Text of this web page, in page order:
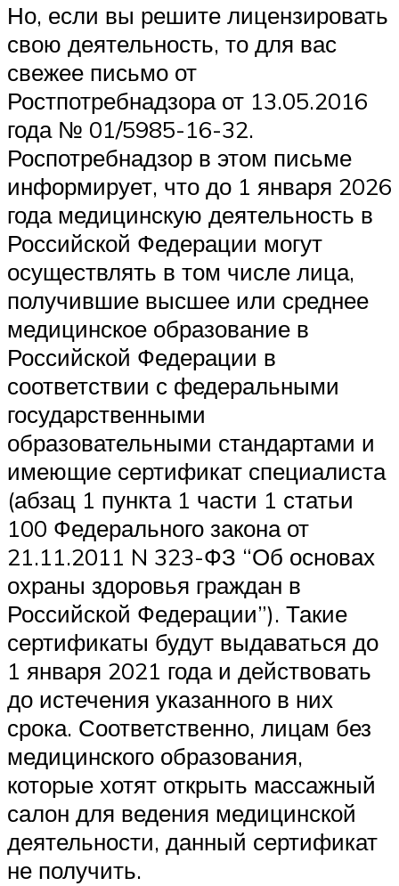
Но, если вы решите лицензировать
свою деятельность, то для вас
свежее письмо от
Ростпотребнадзора от 13.05.2016
года № 01/5985-16-32.
Роспотребнадзор в этом письме
информирует, что до 1 января 2026
года медицинскую деятельность в
Российской Федерации могут
осуществлять в том числе лица,
получившие высшее или среднее
медицинское образование в
Российской Федерации в
соответствии с федеральными
государственными
образовательными стандартами и
имеющие сертификат специалиста
(абзац 1 пункта 1 части 1 статьи
100 Федерального закона от
21.11.2011 N 323-ФЗ “Об основах
охраны здоровья граждан в
Российской Федерации”). Такие
сертификаты будут выдаваться до
1 января 2021 года и действовать
до истечения указанного в них
срока. Соответственно, лицам без
медицинского образования,
которые хотят открыть массажный
салон для ведения медицинской
деятельности, данный сертификат
не получить.